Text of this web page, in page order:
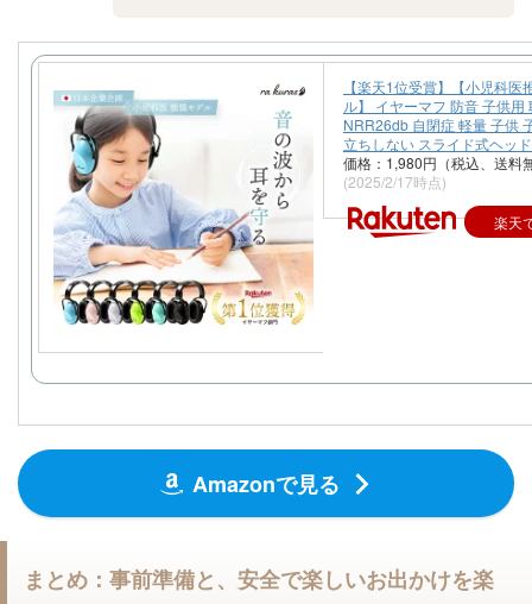
す♪
【楽天1位受賞】【小児科医
ル】 イヤーマフ 防音 子供用
NRR26db 自閉症 軽量 子供
立ちしない スライド式ヘッ
価格：1,980円（税込、送料